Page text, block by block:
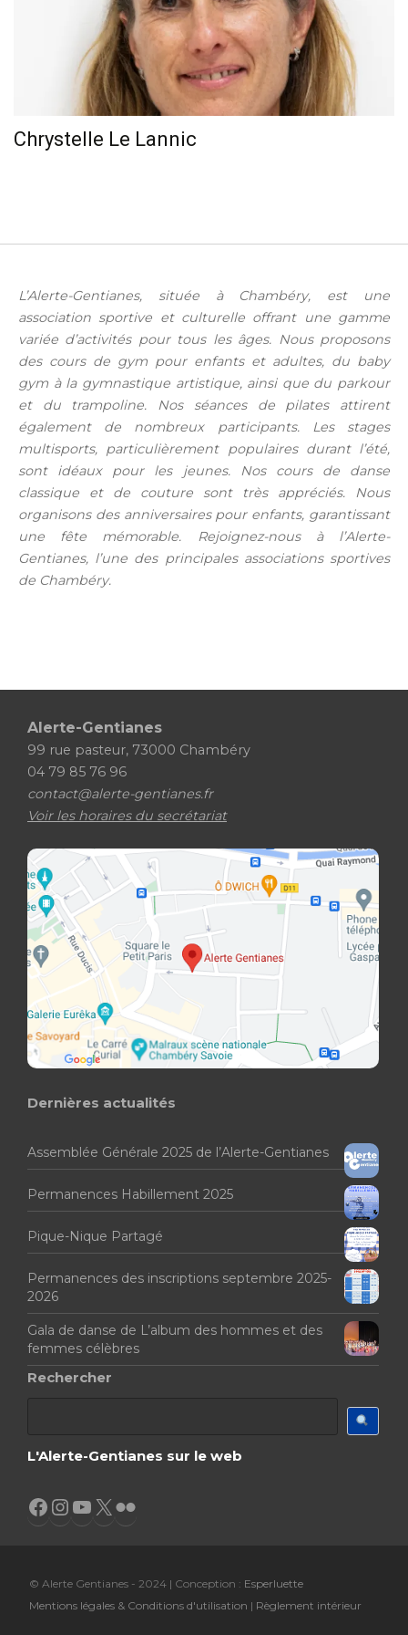
Chrystelle Le Lannic
L’Alerte-Gentianes, située à Chambéry, est une
association sportive et culturelle offrant une gamme
variée d’activités pour tous les âges. Nous proposons
des cours de gym pour enfants et adultes, du baby
gym à la gymnastique artistique, ainsi que du parkour
et du trampoline. Nos séances de pilates attirent
également de nombreux participants. Les stages
multisports, particulièrement populaires durant l’été,
sont idéaux pour les jeunes. Nos cours de danse
classique et de couture sont très appréciés. Nous
organisons des anniversaires pour enfants, garantissant
une fête mémorable. Rejoignez-nous à l’Alerte-
Gentianes, l’une des principales associations sportives
de Chambéry.
Alerte-Gentianes
99 rue pasteur, 73000 Chambéry
04 79 85 76 96
contact@alerte-gentianes.fr
Voir les horaires du secrétariat
Dernières actualités
Assemblée Générale 2025 de l’Alerte-Gentianes
Permanences Habillement 2025
Pique-Nique Partagé
Permanences des inscriptions septembre 2025-
2026
Gala de danse de L’album des hommes et des
femmes célèbres
Rechercher
L'Alerte-Gentianes sur le web
Facebook
Instagram
YouTube
X Flickr
© Alerte Gentianes - 2024 | Conception : Esperluette
Mentions légales & Conditions d'utilisation | Règlement intérieur